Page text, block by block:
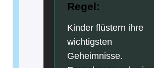
Regel:
Kinder flüstern ihre
wichtigsten
Geheimnisse.